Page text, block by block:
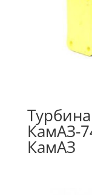
КамАЗ-
КамАЗ